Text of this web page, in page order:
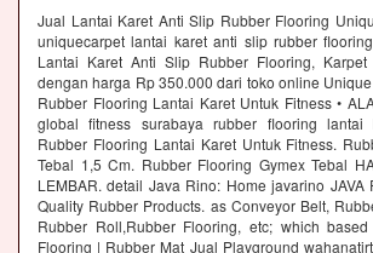
Jual Lantai Karet Anti Slip Rubber Flooring
uniquecarpet lantai karet anti slip rubber
Lantai Karet Anti Slip Rubber Flooring,
dengan harga Rp 350.000 dari toko online
Rubber Flooring Lantai Karet Untuk Fitness •
global fitness surabaya rubber flooring lantai
Rubber Flooring Lantai Karet Untuk Fitness.
Tebal 1,5 Cm. Rubber Flooring Gymex Tebal
LEMBAR. detail Java Rino: Home javarino JAVA
Quality Rubber Products. as Conveyor Belt,
Rubber Roll,Rubber Flooring, etc; which
Flooring | Rubber Mat Jual Playground